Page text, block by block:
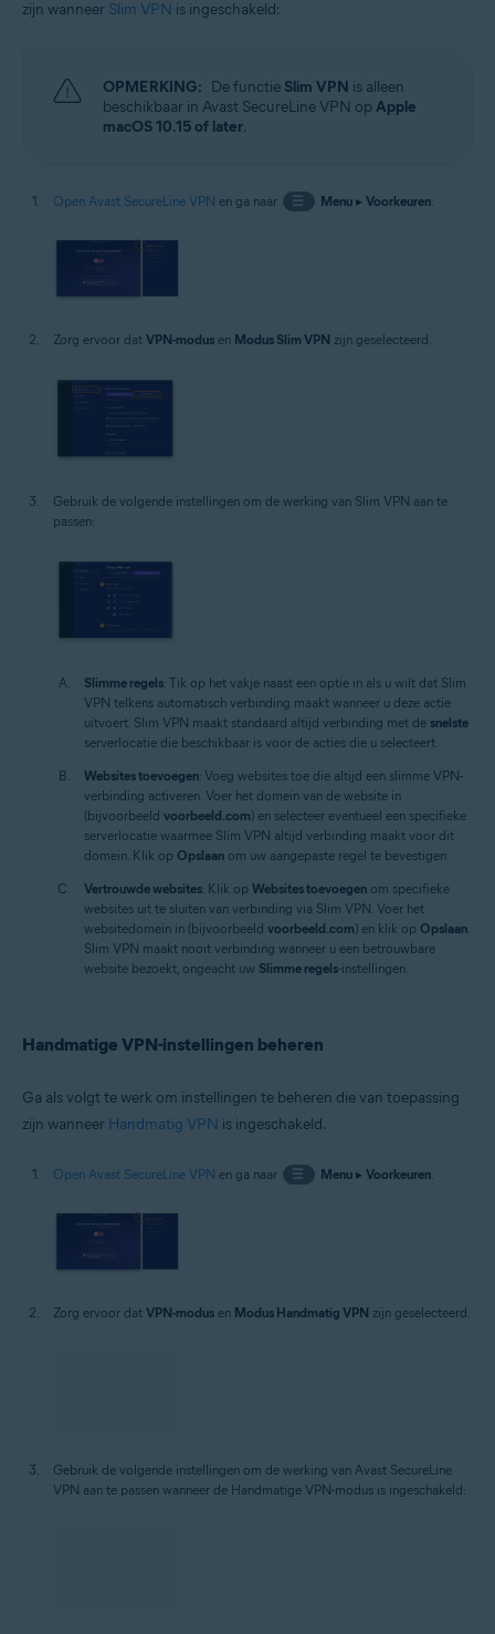
zijn wanneer Slim VPN is ingeschakeld:
OPMERKING: De functie Slim VPN is alleen
beschikbaar in Avast SecureLine VPN opApple
macOS 10.15 of later.
Open Avast SecureLine VPN en ga naar ☰ Menu▸ Voorkeuren.
Zorg ervoor dat VPN-modus en Modus Slim VPN zijn geselecteerd.
Gebruik de volgende instellingen om de werking van Slim VPN aan te
passen:
Slimme regels: Tik op het vakje naast een optie in als u wilt dat Slim
VPN telkens automatisch verbinding maakt wanneer u deze actie
uitvoert. Slim VPN maakt standaard altijd verbinding met de snelste
serverlocatie die beschikbaar is voor de acties die u selecteert.
Websites toevoegen: Voeg websites toe die altijd een slimme VPN-
verbinding activeren. Voer het domein van de website in
(bijvoorbeeld voorbeeld.com) en selecteer eventueel een specifieke
serverlocatie waarmee Slim VPN altijd verbinding maakt voor dit
domein. Klik op Opslaan om uw aangepaste regel te bevestigen.
Vertrouwde websites: Klik op Websites toevoegen om specifieke
websites uit te sluiten van verbinding via Slim VPN. Voer het
websitedomein in (bijvoorbeeld voorbeeld.com) en klik op Opslaan.
Slim VPN maakt nooit verbinding wanneer u een betrouwbare
website bezoekt, ongeacht uw Slimme regels-instellingen.
Handmatige VPN-instellingen beheren
Ga als volgt te werk om instellingen te beheren die van toepassing
zijn wanneer Handmatig VPN is ingeschakeld.
Open Avast SecureLine VPN en ga naar ☰ Menu▸ Voorkeuren.
Zorg ervoor dat VPN-modus en Modus Handmatig VPN zijn geselecteerd.
Gebruik de volgende instellingen om de werking van Avast SecureLine
VPN aan te passen wanneer de Handmatige VPN-modus is ingeschakeld: